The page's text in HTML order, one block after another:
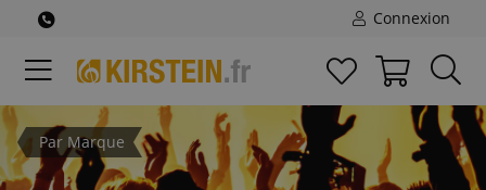
Connexion
Par Marque